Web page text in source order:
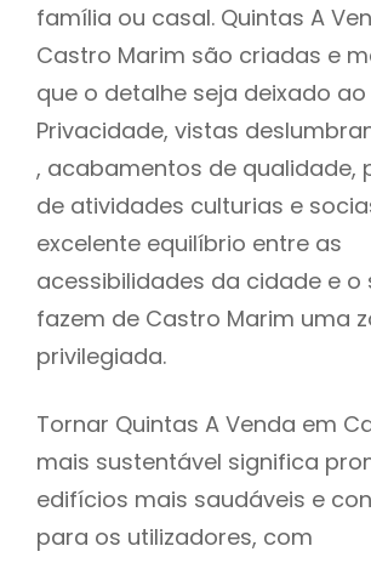
família ou casal. Quintas A
Castro Marim são criadas e
que o detalhe seja deixado
Privacidade, vistas
, acabamentos de qualidade,
de atividades culturias e
excelente equilíbrio entre as
acessibilidades da cidade e o
fazem de Castro Marim uma
privilegiada.
Tornar Quintas A Venda em
mais sustentável significa
edifícios mais saudáveis e
para os utilizadores, com